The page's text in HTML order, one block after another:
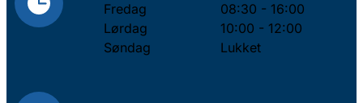
Fredag
08:30 - 16:00
Lørdag
10:00 - 12:00
Søndag
Lukket